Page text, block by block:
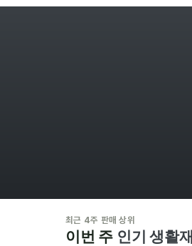
최근 4주 판매 상위
이번 주 인기 생활재